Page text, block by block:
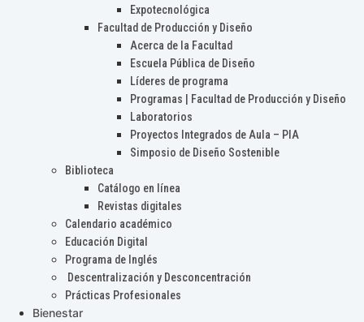
Expotecnológica
Facultad de Producción y Diseño
Acerca de la Facultad
Escuela Pública de Diseño
Líderes de programa
Programas | Facultad de Producción y Diseño
Laboratorios
Proyectos Integrados de Aula – PIA
Simposio de Diseño Sostenible
Biblioteca
Catálogo en línea
Revistas digitales
Calendario académico
Educación Digital
Programa de Inglés
Descentralización y Desconcentración
Prácticas Profesionales
Bienestar